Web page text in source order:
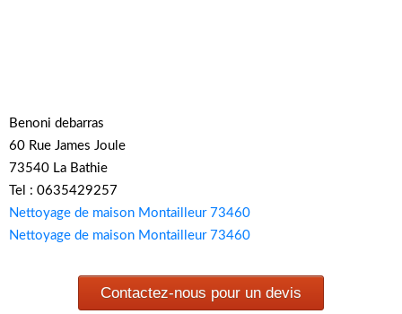
Benoni debarras
60 Rue James Joule
73540 La Bathie
Tel : 0635429257
Nettoyage de maison Montailleur 73460
Nettoyage de maison Montailleur 73460
Contactez-nous pour un devis